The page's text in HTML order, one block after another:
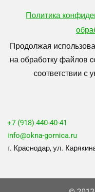
Политика
Продолжая
на обработку файлов
соответствии с
+7 (918) 440-40-41
info@okna-gornica.ru
г. Краснодар, ул.